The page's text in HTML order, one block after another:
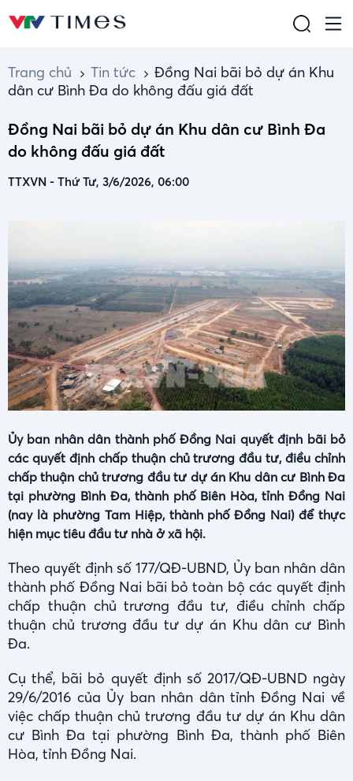
Trang chủ Tin tức
Đồng Nai bãi bỏ dự án Khu
dân cư Bình Đa do không đấu giá đất
Đồng Nai bãi bỏ dự án Khu dân cư Bình Đa
do không đấu giá đất
TTXVN - Thứ Tư, 3/6/2026, 06:00
Ủy ban nhân dân thành phố Đồng Nai quyết định bãi bỏ
các quyết định chấp thuận chủ trương đầu tư, điều chỉnh
chấp thuận chủ trương đầu tư dự án Khu dân cư Bình Đa
tại phường Bình Đa, thành phố Biên Hòa, tỉnh Đồng Nai
(nay là phường Tam Hiệp, thành phố Đồng Nai) để thực
hiện mục tiêu đầu tư nhà ở xã hội.
Theo quyết định số 177/QĐ-UBND, Ủy ban nhân dân
thành phố Đồng Nai bãi bỏ toàn bộ các quyết định
chấp thuận chủ trương đầu tư, điều chỉnh chấp
thuận chủ trương đầu tư dự án Khu dân cư Bình
Đa.
Cụ thể, bãi bỏ quyết định số 2017/QĐ-UBND ngày
29/6/2016 của Ủy ban nhân dân tỉnh Đồng Nai về
việc chấp thuận chủ trương đầu tư dự án Khu dân
cư Bình Đa tại phường Bình Đa, thành phố Biên
Hòa, tỉnh Đồng Nai.